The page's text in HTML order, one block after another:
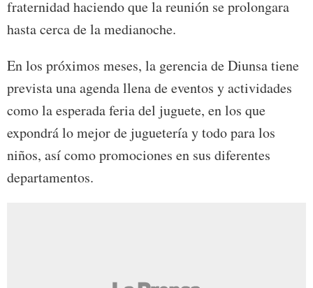
fraternidad haciendo que la reunión se prolongara
hasta cerca de la medianoche.
En los próximos meses, la gerencia de Diunsa tiene
prevista una agenda llena de eventos y actividades
como la esperada feria del juguete, en los que
expondrá lo mejor de juguetería y todo para los
niños, así como promociones en sus diferentes
departamentos.